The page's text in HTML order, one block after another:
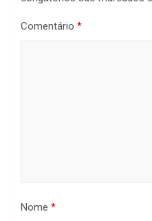
Comentário *
Nome *